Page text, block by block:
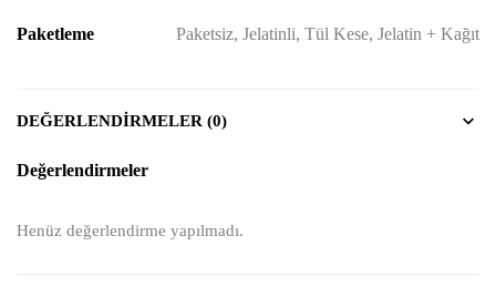
Paketleme Paketsiz, Jelatinli, Tül Kese, Jelatin + Kağıt
DEĞERLENDIRMELER (0)
Değerlendirmeler
Henüz değerlendirme yapılmadı.